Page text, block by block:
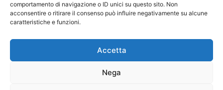
comportamento di navigazione o ID unici su questo sito. Non
acconsentire o ritirare il consenso può influire negativamente su alcune
caratteristiche e funzioni.
Accetta
Nega